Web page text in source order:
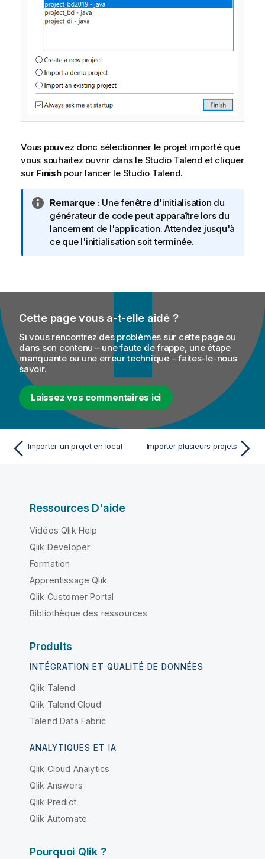
Vous pouvez donc sélectionner le projet importé que
vous souhaitez ouvrir dans le Studio Talend et cliquer
sur Finishpour lancer le Studio Talend.
N
o
t
e
o
m
a
t
i
n
s
Remarque :Une fenêtre d'initialisation du
générateur de code peut apparaître lors du
lancement de l'application. Attendez jusqu'à
ce que l'initialisation soit terminée.
Cette page vous a-t-elle aidé ?
Si vous rencontrez des problèmes sur cette page ou
dans son contenu – une faute de frappe, une étape
manquante ou une erreur technique – faites-le-nous
savoir.
Laissez vos commentaires ici
Importer un projet en local Importer plusieurs projets
Ressources D'aide
Vidéos Qlik Help
Qlik Developer
Formation
Apprentissage Qlik
Qlik Customer Portal
Bibliothèque des ressources
Produits
INTÉGRATION ET QUALITÉ DE DONNÉES
Qlik Talend
Qlik Talend Cloud
Talend Data Fabric
ANALYTIQUES ET IA
Qlik Cloud Analytics
Qlik Answers
Qlik Predict
Qlik Automate
Pourquoi Qlik ?